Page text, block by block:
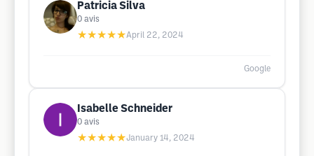
Patricia Silva
0 avis
★★★★★April 22, 2024
Google
Isabelle Schneider
0 avis
★★★★★January 14, 2024